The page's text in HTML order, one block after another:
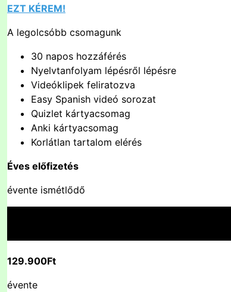
EZT KÉREM!
A legolcsóbb csomagunk
30 napos hozzáférés
Nyelvtanfolyam lépésről lépésre
Videóklipek feliratozva
Easy Spanish videó sorozat
Quizlet kártyacsomag
Anki kártyacsomag
Korlátlan tartalom elérés
Éves előfizetés
évente ismétlődő
129.900Ft
évente